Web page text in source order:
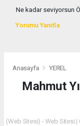
Ne kadar seviyorsun
Yorumu Yanıtla
Anasayfa YEREL
Mahmut
(Web Sitesi) - Web Sitesi |